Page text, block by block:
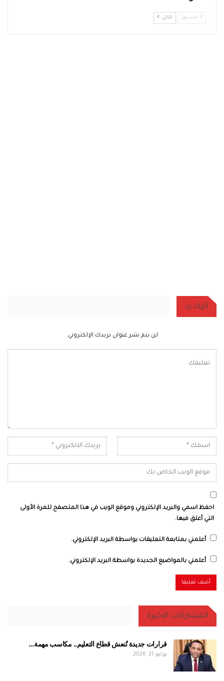
السابق التالي
اترك رد
لن يتم نشر عنوان بريدك الإلكتروني.
احفظ اسمي والبريد الإلكتروني وموقع الويب في هذا المتصفح للمرة الأولى
التي أعلق فيها.
أعلمني بمتابعة التعليقات بواسطة البريد الإلكتروني.
أعلمني بالمواضيع الجديدة بواسطة البريد الإلكتروني.
المشاركات الاخيرة
قرارات جديدة تُنعش قطاع التعليم.. مكاسب مهمة…
يوليو 31, 2026